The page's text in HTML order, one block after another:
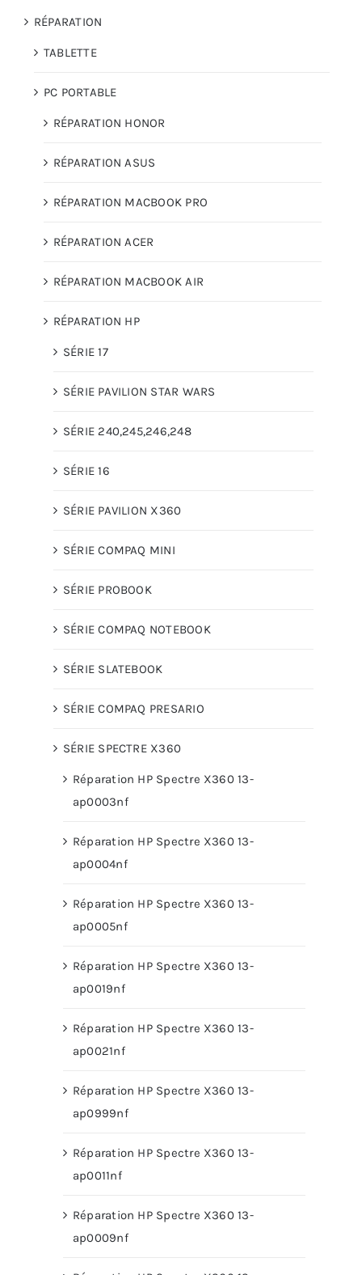
RÉPARATION
TABLETTE
PC PORTABLE
RÉPARATION HONOR
RÉPARATION ASUS
RÉPARATION MACBOOK PRO
RÉPARATION ACER
RÉPARATION MACBOOK AIR
RÉPARATION HP
SÉRIE 17
SÉRIE PAVILION STAR WARS
SÉRIE 240,245,246,248
SÉRIE 16
SÉRIE PAVILION X360
SÉRIE COMPAQ MINI
SÉRIE PROBOOK
SÉRIE COMPAQ NOTEBOOK
SÉRIE SLATEBOOK
SÉRIE COMPAQ PRESARIO
SÉRIE SPECTRE X360
Réparation HP Spectre X360 13-
ap0003nf
Réparation HP Spectre X360 13-
ap0004nf
Réparation HP Spectre X360 13-
ap0005nf
Réparation HP Spectre X360 13-
ap0019nf
Réparation HP Spectre X360 13-
ap0021nf
Réparation HP Spectre X360 13-
ap0999nf
Réparation HP Spectre X360 13-
ap0011nf
Réparation HP Spectre X360 13-
ap0009nf